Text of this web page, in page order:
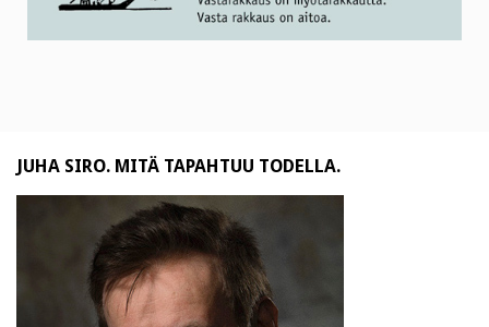
JUHA SIRO. MITÄ TAPAHTUU TODELLA.